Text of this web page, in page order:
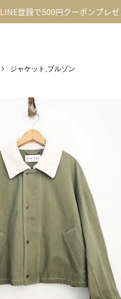
LINE登録で500円クーポンプレ
ジャケット,ブルゾン